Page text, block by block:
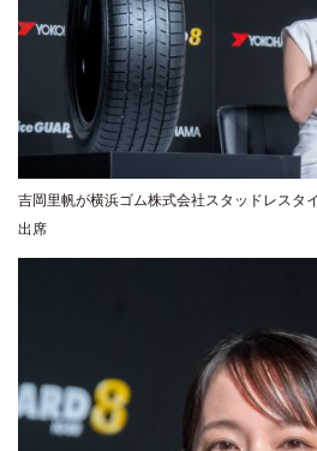
吉岡里帆が横浜ゴム株式会社スタッドレスタ
出席